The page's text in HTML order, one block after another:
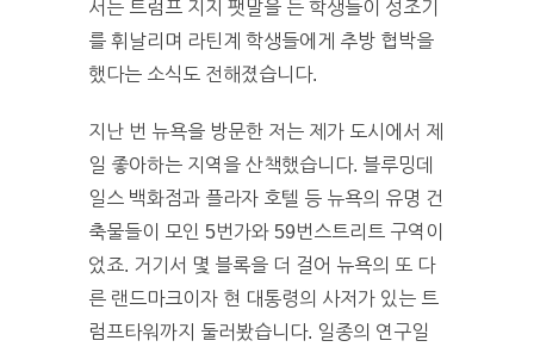
서는 트럼프 지지 팻말을 든 학생들이 성조기
를 휘날리며 라틴계 학생들에게 추방 협박을
했다는 소식도 전해졌습니다.
지난 번 뉴욕을 방문한 저는 제가 도시에서 제
일 좋아하는 지역을 산책했습니다. 블루밍데
일스 백화점과 플라자 호텔 등 뉴욕의 유명 건
축물들이 모인 5번가와 59번스트리트 구역이
었죠. 거기서 몇 블록을 더 걸어 뉴욕의 또 다
른 랜드마크이자 현 대통령의 사저가 있는 트
럼프타워까지 둘러봤습니다. 일종의 연구일